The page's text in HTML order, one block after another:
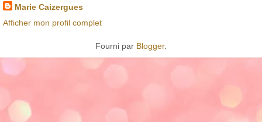
Marie Caizergues
Afficher mon profil complet
Fourni par Blogger.